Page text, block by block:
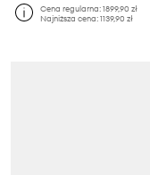
Cena regularna:1899,90 zł
Najniższa cena:1139,90 zł